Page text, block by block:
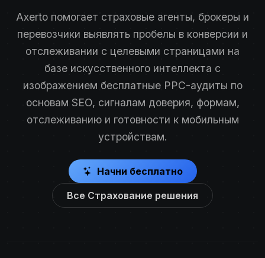
Axerto помогает страховые агенты, брокеры и
перевозчики выявлять пробелы в конверсии и
отслеживании с целевыми страницами на
базе искусственного интеллекта с
изображением бесплатные PPC-аудиты по
основам SEO, сигналам доверия, формам,
отслеживанию и готовности к мобильным
устройствам.
Начни бесплатно
Все Страхование решения